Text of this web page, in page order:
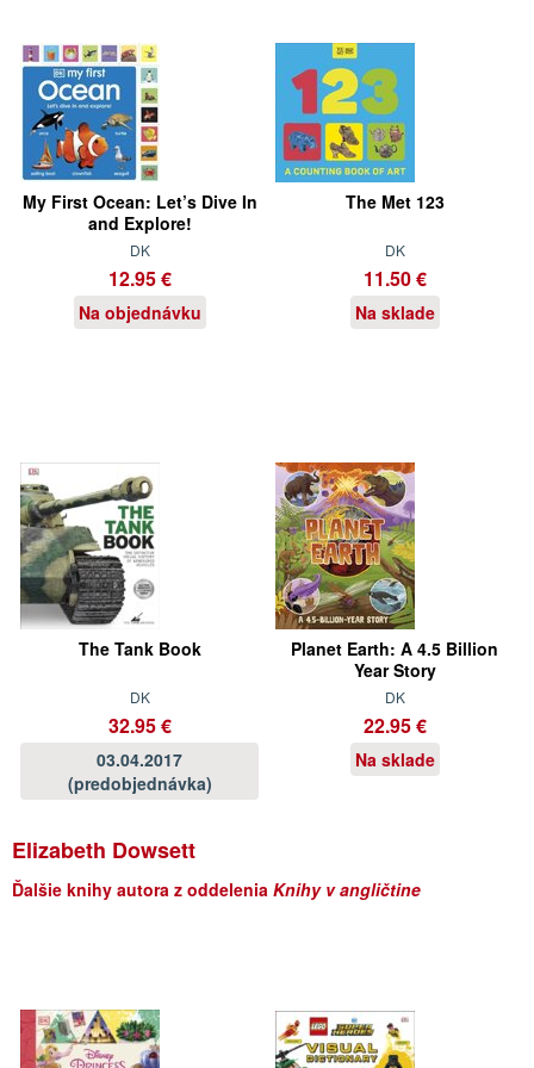
My First Ocean: Let’s Dive In
and Explore!
DK
12.95 €
Na objednávku
The Met 123
DK
11.50 €
Na sklade
The Tank Book
DK
32.95 €
03.04.2017
(predobjednávka)
Planet Earth: A 4.5 Billion
Year Story
DK
22.95 €
Na sklade
Elizabeth Dowsett
Ďalšie knihy autora z oddelenia Knihy v angličtine